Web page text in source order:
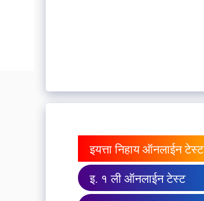
इयत्ता निहाय ऑनलाईन टेस्ट
इ. १ ली ऑनलाईन टेस्ट